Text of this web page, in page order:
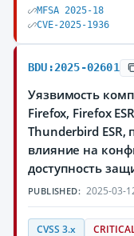
MFSA 2025-18
CVE-2025-1936
BDU:2025-02601
Уязвимость
Firefox, Firefox
Thunderbird
влияние на
доступность
PUBLISHED: 2025-03-
CVSS 3.x